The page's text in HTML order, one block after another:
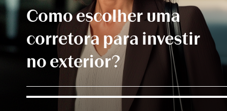
Como escolher uma
corretora para investir
no exterior?